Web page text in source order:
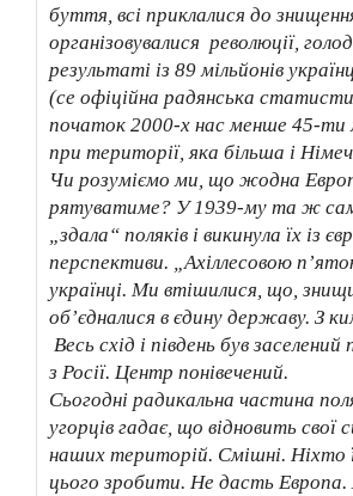
буття, всі приклалися до
організовувалися революції,
результаті із 89 мільйонів
(се офіційна радянська
початок 2000-х нас менше 45-ти
при території, яка більша і
Чи розуміємо ми, що жодна
рятуватиме? У 1939-му та ж
„здала“ поляків і викинула їх із
перспективи. „Ахіллесовою
українці. Ми втішилися, що,
об’єдналися в єдину державу. З
Весь схід і південь був
з Росії. Центр понівечений.
Сьогодні радикальна частина
угорців гадає, що відновить свої
наших територій. Смішні. Ніхто
цього зробити. Не дасть Европа.